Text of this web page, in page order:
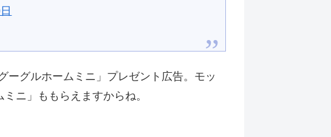
ーグルホームミニ」プレゼント広告。モッ
ニ」ももらえますからね。